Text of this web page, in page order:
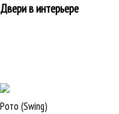
Двери в интерьере
Рото (Swing)